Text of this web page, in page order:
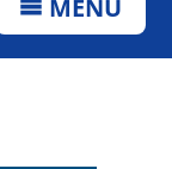
MENU